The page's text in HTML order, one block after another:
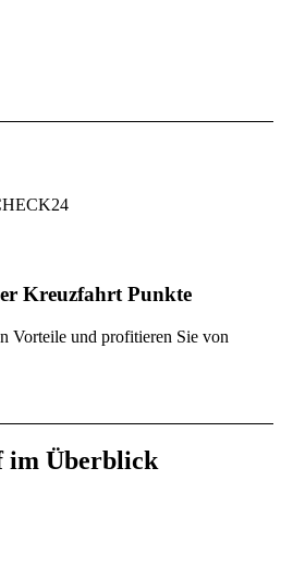
Kreuzfahrt Punkte
Vorteile und profitieren Sie von
im Überblick